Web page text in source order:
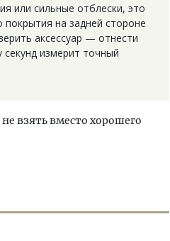
или сильные отблески, это
покрытия на задней стороне
аксессуар — отнести
измерит точный
взять вместо хорошего